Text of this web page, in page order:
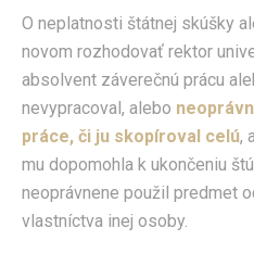
O neplatnosti štátnej skúšky
novom rozhodovať rektor
absolvent záverečnú prácu
nevypracoval, alebo
práce, či ju skopíroval celú,
mu dopomohla k ukončeniu
neoprávnene použil predmet
vlastníctva inej osoby.